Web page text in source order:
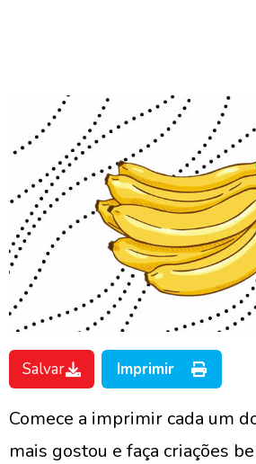
Salvar Imprimir
Comece a imprimir cada um
mais gostou e faça criações